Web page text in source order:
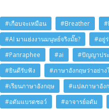
#เกือบจะเหมือน #Breather
#AI มาแย่งงานมนุษย์จริงมั๊ย?
#อยู่
#Panraphee
#ai #ปัญญาปร
#ยินดีรับฟัง
#ภาษาอังกฤษว่าอย่าง
#เรียนภาษาอังกฤษ
#แปลภาษาอัง
#อดัมแบรดชอว์
#อาจารย์อดัม